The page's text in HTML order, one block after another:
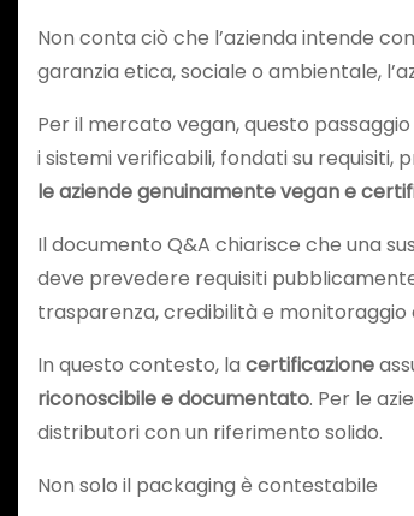
Non conta ciò che l’azienda intende
garanzia etica, sociale o ambientale,
Per il mercato vegan, questo
i sistemi verificabili, fondati su
le aziende genuinamente vegan e
Il documento Q&A chiarisce che una
deve prevedere requisiti
trasparenza, credibilità e
In questo contesto, la certificazione
riconoscibile e documentato. Per le
distributori con un riferimento solido.
Non solo il packaging è contestabile